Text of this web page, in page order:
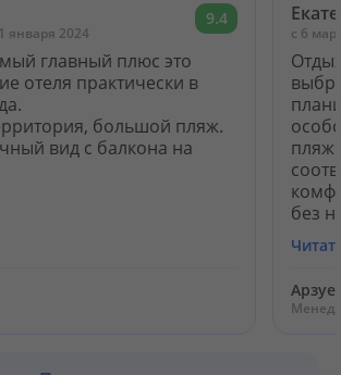
января 2024
9.4
главный плюс это
отеля практически в
большой пляж.
вид с балкона на
c 6
без